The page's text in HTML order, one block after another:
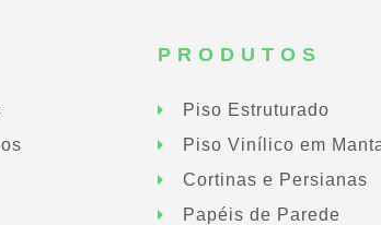
PRODUTOS
Piso Estruturado
Piso Vinílico em
Cortinas e Persianas
Papéis de Parede